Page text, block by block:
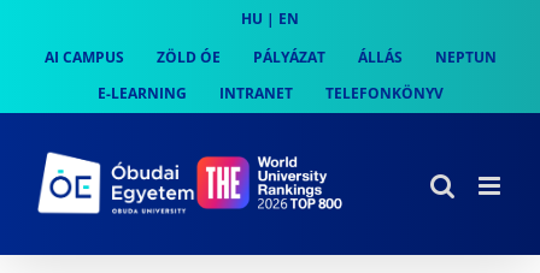
content
HU | EN
AI CAMPUS
ZÖLD ÓE PÁLYÁZAT ÁLLÁS
NEPTUN
E-LEARNING
INTRANET TELEFONKÖNYV